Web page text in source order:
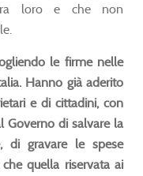
loro e che non
le firme nelle
Hanno già aderito
e di cittadini, con
di salvare la
di gravare le spese
quella riservata ai